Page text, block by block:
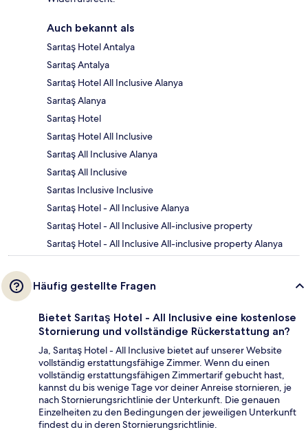
Auch bekannt als
Sarıtaş Hotel Antalya
Sarıtaş Antalya
Sarıtaş Hotel All Inclusive Alanya
Sarıtaş Alanya
Sarıtaş Hotel
Sarıtaş Hotel All Inclusive
Sarıtaş All Inclusive Alanya
Sarıtaş All Inclusive
Sarıtas Inclusive Inclusive
Sarıtaş Hotel - All Inclusive Alanya
Sarıtaş Hotel - All Inclusive All-inclusive property
Sarıtaş Hotel - All Inclusive All-inclusive property Alanya
Häufig gestellte Fragen
Bietet Sarıtaş Hotel - All Inclusive eine kostenlose
Stornierung und vollständige Rückerstattung an?
Ja, Sarıtaş Hotel - All Inclusive bietet auf unserer Website
vollständig erstattungsfähige Zimmer. Wenn du einen
vollständig erstattungsfähigen Zimmertarif gebucht hast,
kannst du bis wenige Tage vor deiner Anreise stornieren, je
nach Stornierungsrichtlinie der Unterkunft. Die genauen
Einzelheiten zu den Bedingungen der jeweiligen Unterkunft
findest du in deren Stornierungsrichtlinie.